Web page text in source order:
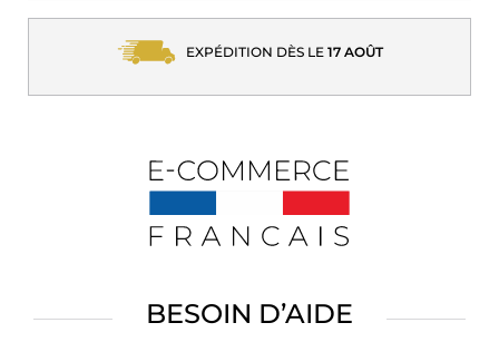
EXPÉDITION DÈS LE 17 AOÛT
BESOIN D’AIDE